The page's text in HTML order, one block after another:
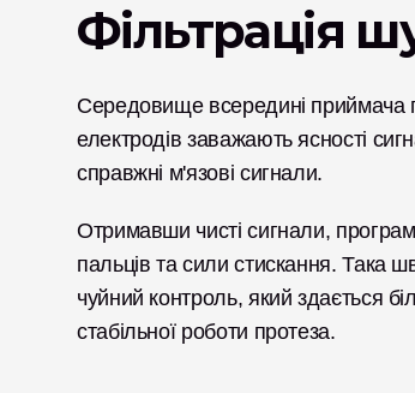
Фільтрація
Середовище всередині приймача
електродів заважають ясності
справжні м'язові сигнали.
Отримавши чисті сигнали,
пальців та сили стискання. Така
чуйний контроль, який здається
стабільної роботи протеза.